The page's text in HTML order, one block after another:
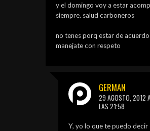
y el domingo voy a estar
siempre. salud carboneros
no tenes porq estar de
manejate con respeto
GERMAN
29 AGOSTO, 2012 A
LAS 21:58
Y, yo lo que te puedo decir